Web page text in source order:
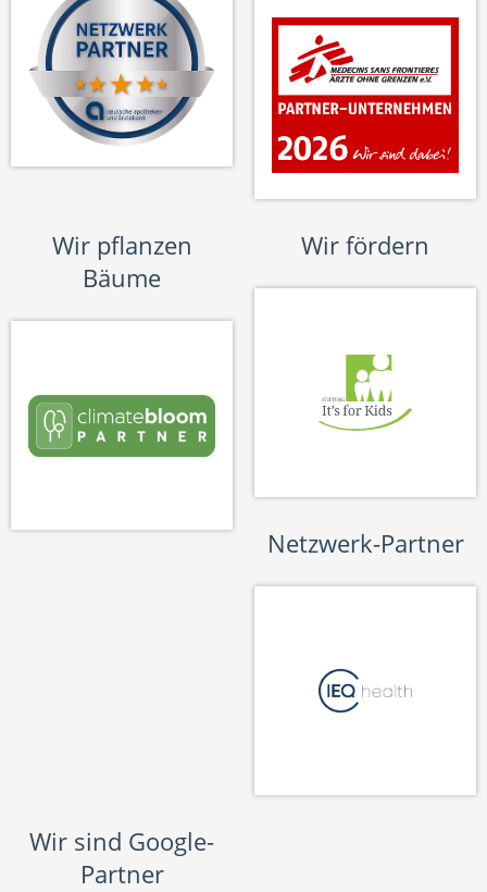
Wir pflanzen
Bäume
Wir fördern
Netzwerk-Partner
Wir sind Google-
Partner